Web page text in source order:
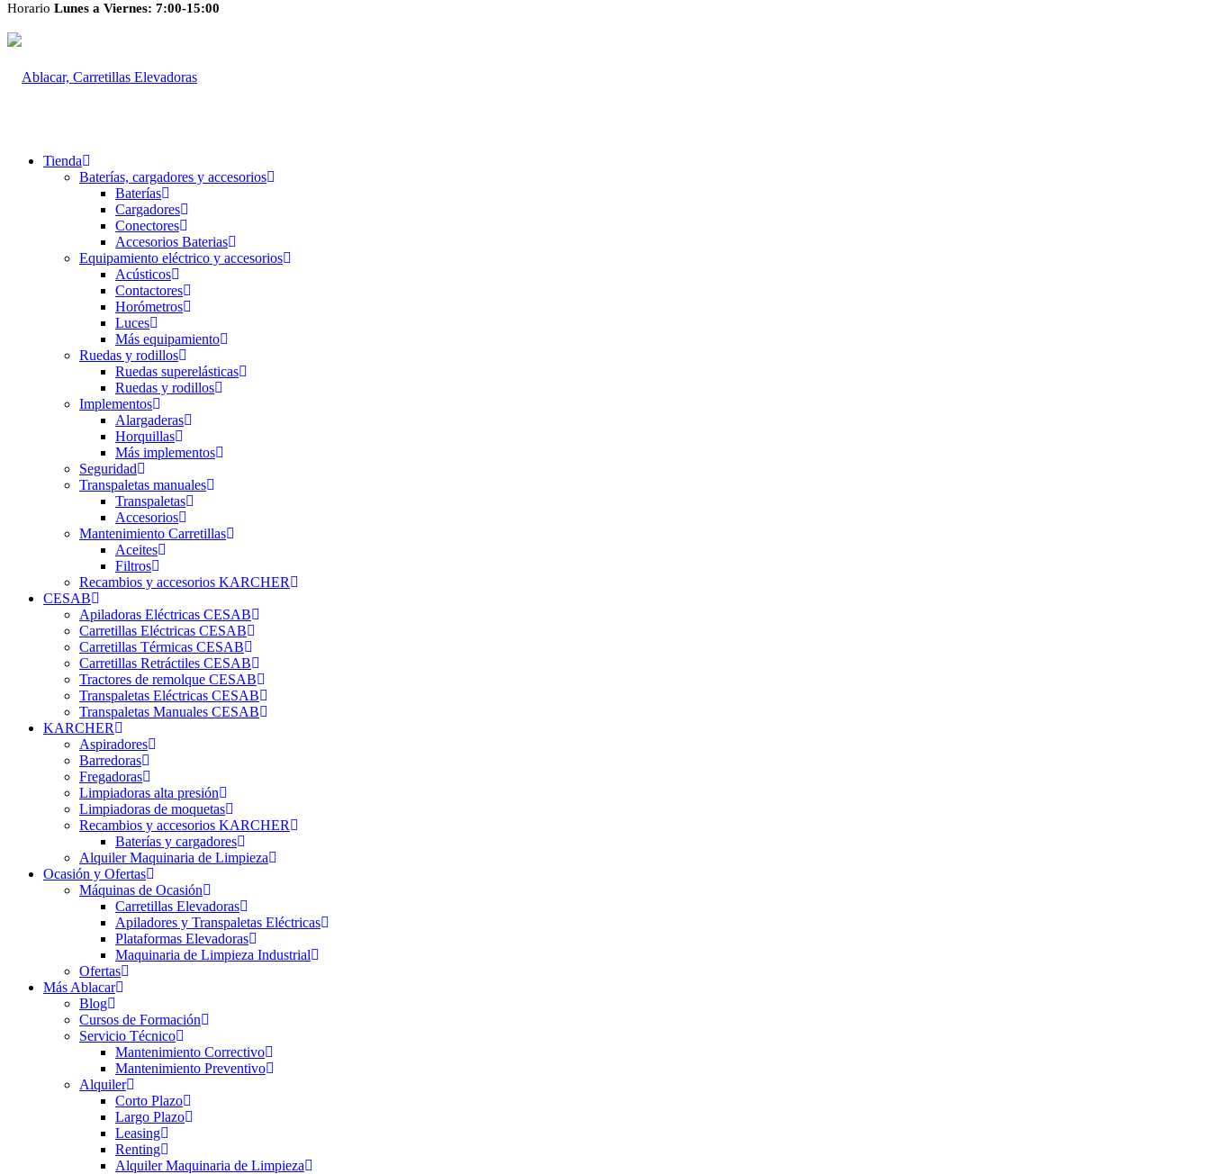
Horario Lunes a Viernes: 7:00-15:00
Tienda
Baterías, cargadores y accesorios
Baterías
Cargadores
Conectores
Accesorios Baterias
Equipamiento eléctrico y accesorios
Acústicos
Contactores
Horómetros
Luces
Más equipamiento
Ruedas y rodillos
Ruedas superelásticas
Ruedas y rodillos
Implementos
Alargaderas
Horquillas
Más implementos
Seguridad
Transpaletas manuales
Transpaletas
Accesorios
Mantenimiento Carretillas
Aceites
Filtros
Recambios y accesorios KARCHER
CESAB
Apiladoras Eléctricas CESAB
Carretillas Eléctricas CESAB
Carretillas Térmicas CESAB
Carretillas Retráctiles CESAB
Tractores de remolque CESAB
Transpaletas Eléctricas CESAB
Transpaletas Manuales CESAB
KARCHER
Aspiradores
Barredoras
Fregadoras
Limpiadoras alta presión
Limpiadoras de moquetas
Recambios y accesorios KARCHER
Baterías y cargadores
Alquiler Maquinaria de Limpieza
Ocasión y Ofertas
Máquinas de Ocasión
Carretillas Elevadoras
Apiladores y Transpaletas Eléctricas
Plataformas Elevadoras
Maquinaria de Limpieza Industrial
Ofertas
Más Ablacar
Blog
Cursos de Formación
Servicio Técnico
Mantenimiento Correctivo
Mantenimiento Preventivo
Alquiler
Corto Plazo
Largo Plazo
Leasing
Renting
Alquiler Maquinaria de Limpieza